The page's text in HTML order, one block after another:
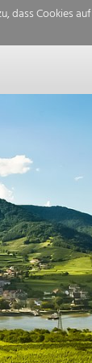
dass Cookies